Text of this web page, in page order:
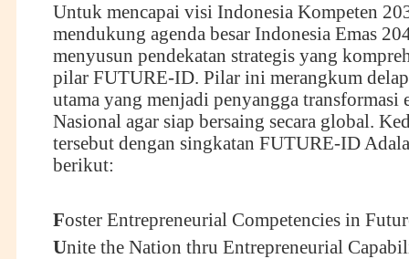
Untuk mencapai visi Indonesia Kompeten
mendukung agenda besar Indonesia Emas
menyusun pendekatan strategis yang
pilar FUTURE-ID. Pilar ini merangkum
utama yang menjadi penyangga transformasi
Nasional agar siap bersaing secara global.
tersebut dengan singkatan FUTURE-ID
berikut:
Foster Entrepreneurial Competencies in
Unite the Nation thru Entrepreneurial